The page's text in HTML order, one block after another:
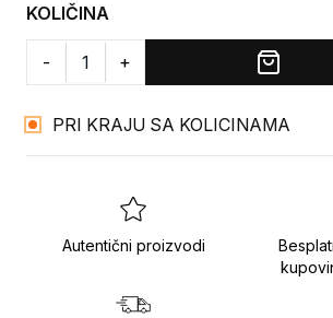
KOLIČINA
- +
PRI KRAJU SA KOLICINAMA
Autentični proizvodi